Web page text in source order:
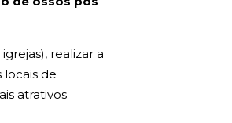
realizar a
locais de
atrativos